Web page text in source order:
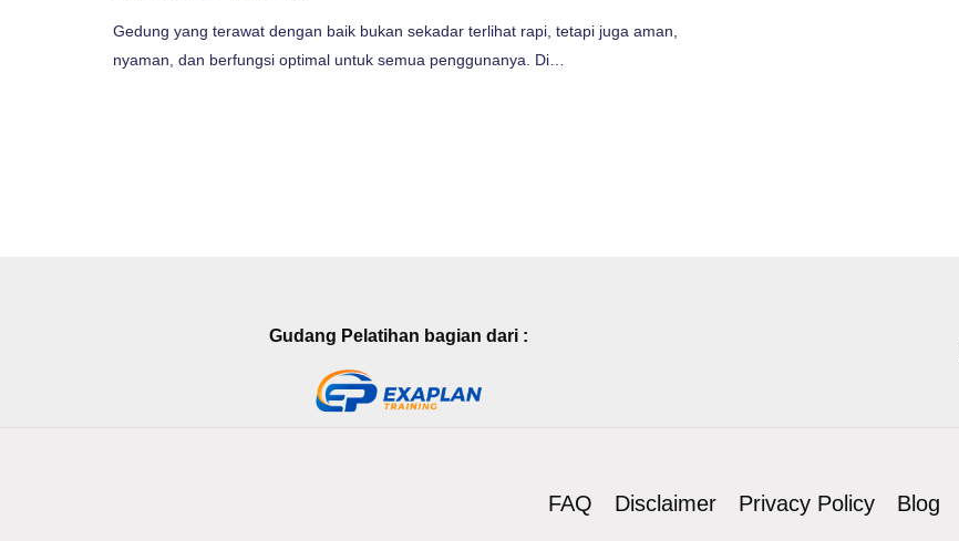
Gedung yang terawat dengan baik bukan sekadar terlihat rapi, tetapi juga aman,
nyaman, dan berfungsi optimal untuk semua penggunanya. Di…
Gudang Pelatihan bagian dari :
FAQ Disclaimer Privacy Policy Blog